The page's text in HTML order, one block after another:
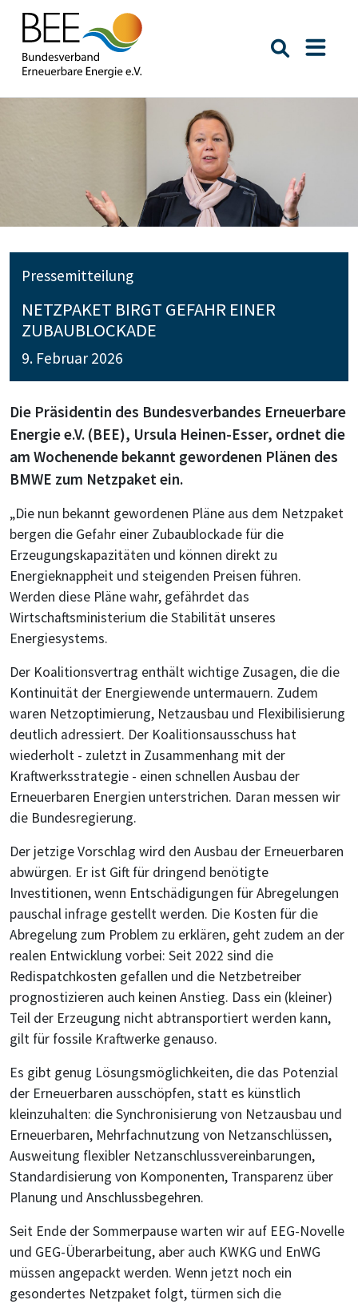
Suche
Pressemitteilung
NETZPAKET BIRGT GEFAHR EINER
ZUBAUBLOCKADE
9. Februar 2026
Die Präsidentin des Bundesverbandes Erneuerbare
Energie e.V. (BEE), Ursula Heinen-Esser, ordnet die
am Wochenende bekannt gewordenen Plänen des
BMWE zum Netzpaket ein.
„Die nun bekannt gewordenen Pläne aus dem Netzpaket
bergen die Gefahr einer Zubaublockade für die
Erzeugungskapazitäten und können direkt zu
Energieknappheit und steigenden Preisen führen.
Werden diese Pläne wahr, gefährdet das
Wirtschaftsministerium die Stabilität unseres
Energiesystems.
Der Koalitionsvertrag enthält wichtige Zusagen, die die
Kontinuität der Energiewende untermauern. Zudem
waren Netzoptimierung, Netzausbau und Flexibilisierung
deutlich adressiert. Der Koalitionsausschuss hat
wiederholt - zuletzt in Zusammenhang mit der
Kraftwerksstrategie - einen schnellen Ausbau der
Erneuerbaren Energien unterstrichen. Daran messen wir
die Bundesregierung.
Der jetzige Vorschlag wird den Ausbau der Erneuerbaren
abwürgen. Er ist Gift für dringend benötigte
Investitionen, wenn Entschädigungen für Abregelungen
pauschal infrage gestellt werden. Die Kosten für die
Abregelung zum Problem zu erklären, geht zudem an der
realen Entwicklung vorbei: Seit 2022 sind die
Redispatchkosten gefallen und die Netzbetreiber
prognostizieren auch keinen Anstieg. Dass ein (kleiner)
Teil der Erzeugung nicht abtransportiert werden kann,
gilt für fossile Kraftwerke genauso.
Es gibt genug Lösungsmöglichkeiten, die das Potenzial
der Erneuerbaren ausschöpfen, statt es künstlich
kleinzuhalten: die Synchronisierung von Netzausbau und
Erneuerbaren, Mehrfachnutzung von Netzanschlüssen,
Ausweitung flexibler Netzanschlussvereinbarungen,
Standardisierung von Komponenten, Transparenz über
Planung und Anschlussbegehren.
Seit Ende der Sommerpause warten wir auf EEG-Novelle
und GEG-Überarbeitung, aber auch KWKG und EnWG
müssen angepackt werden. Wenn jetzt noch ein
gesondertes Netzpaket folgt, türmen sich die